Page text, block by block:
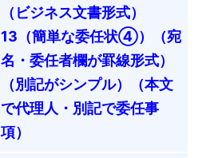
（ビジネス文書形式）
13（簡単な委任状④）（宛
名・委任者欄が罫線形式）
（別記がシンプル）（本文
で代理人・別記で委任事
項）